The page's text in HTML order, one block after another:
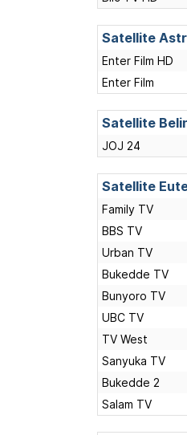
Satellite
Enter Film HD
Enter Film
Satellite
JOJ 24
Satellite
Family TV
BBS TV
Urban TV
Bukedde TV
Bunyoro TV
UBC TV
TV West
Sanyuka TV
Bukedde 2
Salam TV